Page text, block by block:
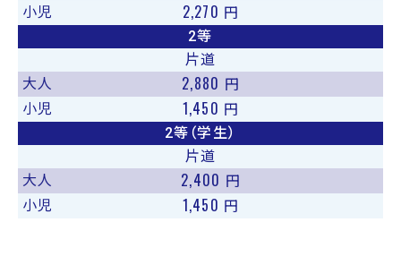
小児
2,270 円
2等
片道
大人
2,880 円
小児
1,450 円
2等（学生）
片道
大人
2,400 円
小児
1,450 円